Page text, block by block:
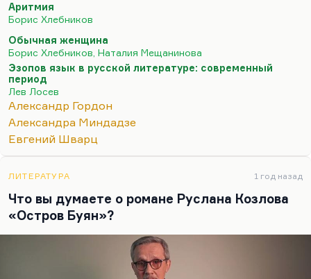
«Обычная женщина» — это, по-моему, шаг
вперед все-таки от некоторой идиллии. Я
доброго Хлебникова не люблю, я люблю его
злым. Мне кажется, что проблема-то в другом.
Цензура сама по себе не благотворна. Текст Льва
Лосева о благотворности цензуры «Эзопов язык в
русской литературе: современный период» —
магистерская его диссертация — был в известном
смысле издевательским, пародийным. Цензура
Аритмия
Борис Хлебников
Обычная женщина
Борис Хлебников, Наталия Мещанинова
Эзопов язык в русской литературе: современный
период
Лев Лосев
Александр Гордон
Александра Миндадзе
Евгений Шварц
ЛИТЕРАТУРА 1 год назад
Что вы думаете о романе Руслана Козлова
«Остров Буян»?